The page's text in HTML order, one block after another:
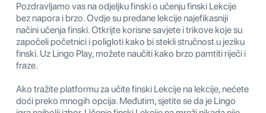
Pozdravljamo vas na odjeljku finski o učenju finski Lekcije
bez napora i brzo. Ovdje su predane lekcije najefikasniji
načini učenja finski. Otkrijte korisne savjete i trikove koje su
započeli početnici i poligloti kako bi stekli stručnost u jeziku
finski. Uz Lingo Play, možete naučiti kako brzo pamtiti riječi i
fraze.
Ako tražite platformu za učite finski Lekcije na lekcije, nećete
doći preko mnogih opcija. Međutim, sjetite se da je Lingo